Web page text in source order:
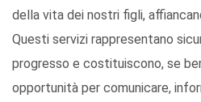
della vita dei nostri figli,
Questi servizi rappresentano
progresso e costituiscono, se
opportunità per comunicare,